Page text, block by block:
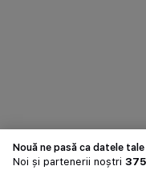
Nouă ne pasă ca datele
Noi și partenerii noștri 375